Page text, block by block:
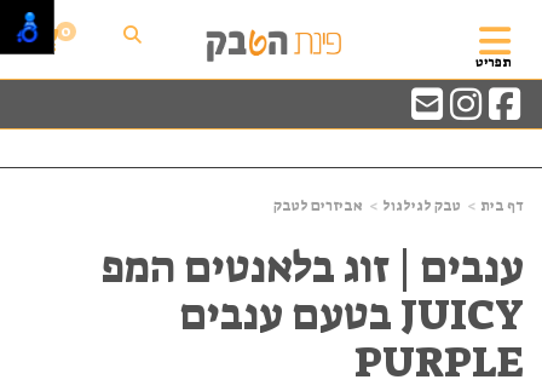
תפריט
0
דף בית טבק לגילגול אביזרים לטבק
ענבים | זוג בלאנטים המפ
JUICY בטעם ענבים
PURPLE